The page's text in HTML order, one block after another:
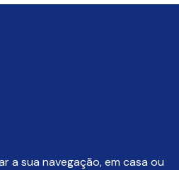
a sua navegação, em casa ou